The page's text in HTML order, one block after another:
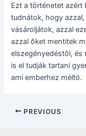
Ezt a történetet azért
tudnátok, hogy
vásároljátok, azzal
azzal őket mentitek
elszegényedéstől,
is el tudják tartani
ami emberhez méltó.
Post
PREVIOUS